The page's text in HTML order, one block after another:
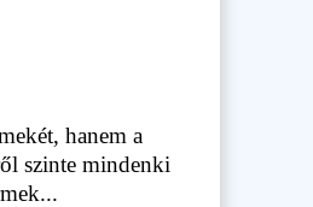
hanem a
szinte mindenki